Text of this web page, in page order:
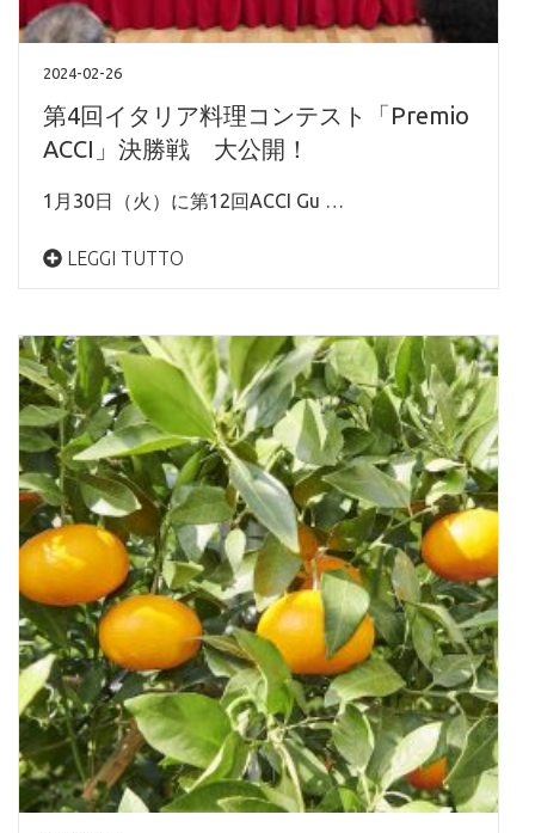
2024-02-26
第4回イタリア料理コンテスト「Premio
ACCI」決勝戦 大公開！
1月30日（火）に第12回ACCI Gu …
LEGGI TUTTO